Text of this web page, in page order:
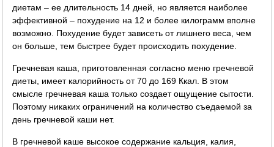
диетам – ее длительность 14 дней, но является наиболее
эффективной – похудение на 12 и более килограмм вполне
возможно. Похудение будет зависеть от лишнего веса, чем
он больше, тем быстрее будет происходить похудение.
Гречневая каша, приготовленная согласно меню гречневой
диеты, имеет калорийность от 70 до 169 Ккал. В этом
смысле гречневая каша только создает ощущение сытости.
Поэтому никаких ограничений на количество съедаемой за
день гречневой каши нет.
В гречневой каше высокое содержание кальция, калия,